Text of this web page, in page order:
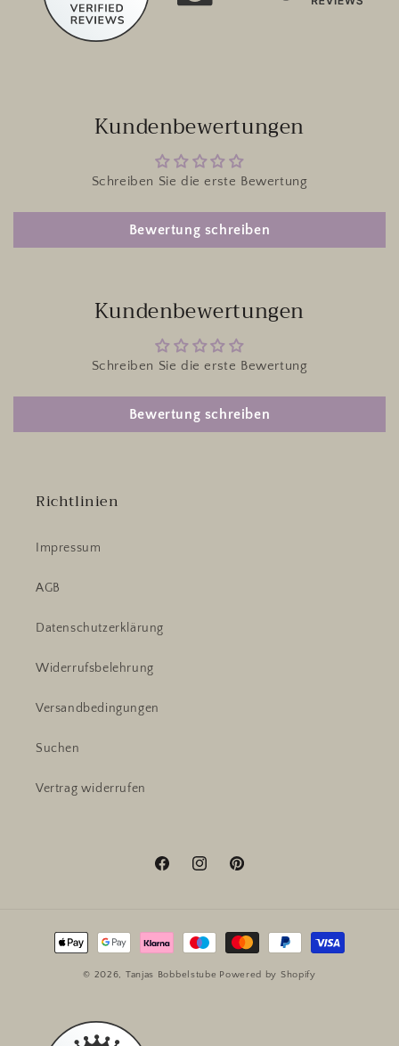
Kundenbewertungen
Schreiben Sie die erste Bewertung
Bewertung schreiben
Kundenbewertungen
Schreiben Sie die erste Bewertung
Bewertung schreiben
Richtlinien
Impressum
AGB
Datenschutzerklärung
Widerrufsbelehrung
Versandbedingungen
Suchen
Vertrag widerrufen
FacebookInstagramPinterest
Zahlungsmethoden
© 2026, Tanjas Bobbelstube Powered by Shopify